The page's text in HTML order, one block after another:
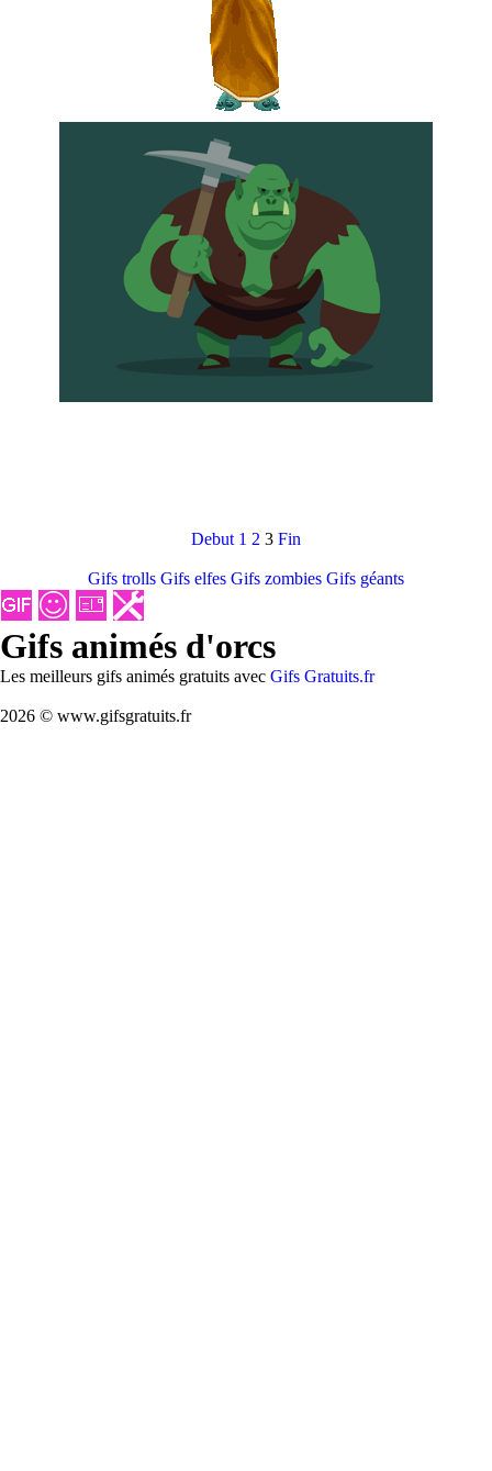
Debut 1 2 3 Fin
Gifs trolls Gifs elfes Gifs zombies Gifs géants
Gifs animés d'orcs
Les meilleurs gifs animés gratuits avec Gifs Gratuits.fr
2026 © www.gifsgratuits.fr